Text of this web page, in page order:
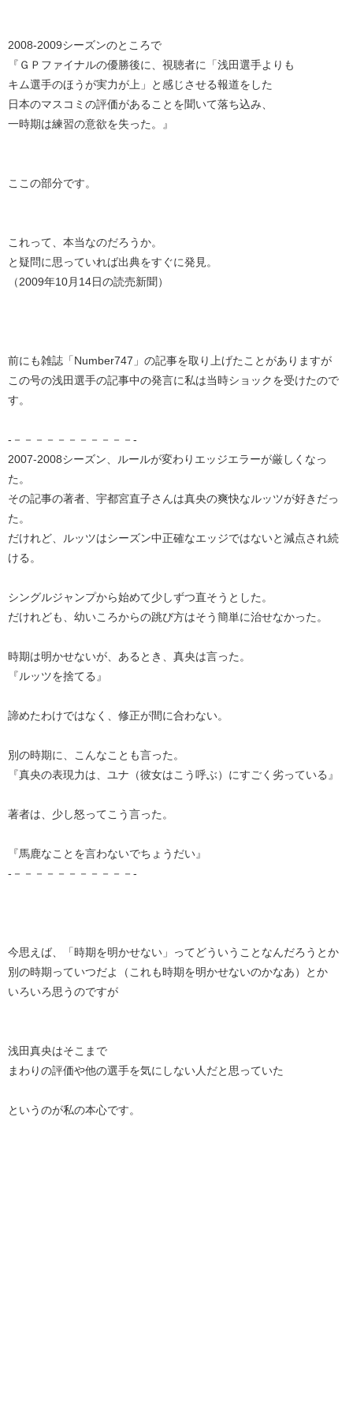
2008-2009シーズンのところで
『ＧＰファイナルの優勝後に、視聴者に「浅田選手よりも
キム選手のほうが実力が上」と感じさせる報道をした
日本のマスコミの評価があることを聞いて落ち込み、
一時期は練習の意欲を失った。』
ここの部分です。
これって、本当なのだろうか。
と疑問に思っていれば出典をすぐに発見。
（2009年10月14日の読売新聞）
前にも雑誌「Number747」の記事を取り上げたことがありますが
この号の浅田選手の記事中の発言に私は当時ショックを受けたので
す。
‐－－－－－－－－－－－‐
2007-2008シーズン、ルールが変わりエッジエラーが厳しくなっ
た。
その記事の著者、宇都宮直子さんは真央の爽快なルッツが好きだっ
た。
だけれど、ルッツはシーズン中正確なエッジではないと減点され続
ける。
シングルジャンプから始めて少しずつ直そうとした。
だけれども、幼いころからの跳び方はそう簡単に治せなかった。
時期は明かせないが、あるとき、真央は言った。
『ルッツを捨てる』
諦めたわけではなく、修正が間に合わない。
別の時期に、こんなことも言った。
『真央の表現力は、ユナ（彼女はこう呼ぶ）にすごく劣っている』
著者は、少し怒ってこう言った。
『馬鹿なことを言わないでちょうだい』
‐－－－－－－－－－－－‐
今思えば、「時期を明かせない」ってどういうことなんだろうとか
別の時期っていつだよ（これも時期を明かせないのかなあ）とか
いろいろ思うのですが
浅田真央はそこまで
まわりの評価や他の選手を気にしない人だと思っていた
というのが私の本心です。